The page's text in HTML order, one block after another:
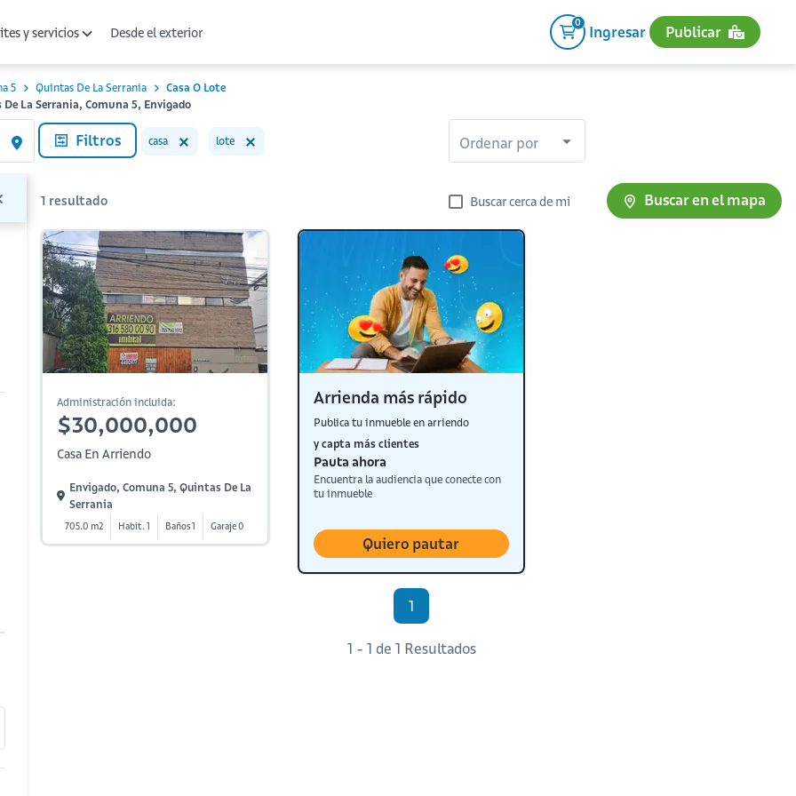
y servicios Desde el exterior
0
Ingresar Publicar
5 Quintas De La Serrania
Casa O Lote
La Serrania, Comuna 5, Envigado
Filtros casa lote Ordenar por
1 resultado Buscar cerca de mi Buscar en el mapa
Administración incluida:
$30,000,000
Casa En Arriendo
Envigado, Comuna 5, Quintas De La
Serrania
705.0 m2 Habit. 1 Baños 1 Garaje 0
Arrienda más rápido
Publica tu inmueble en arriendo
y capta más clientes
Pauta ahora
Encuentra la audiencia que conecte con
tu inmueble
Quiero pautar
1
1 - 1 de 1 Resultados